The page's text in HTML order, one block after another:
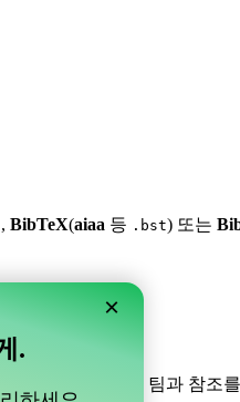
BibTeX(aiaa 등 .bst) 또는
! 프로젝트 내의 팀과 참조
×
.